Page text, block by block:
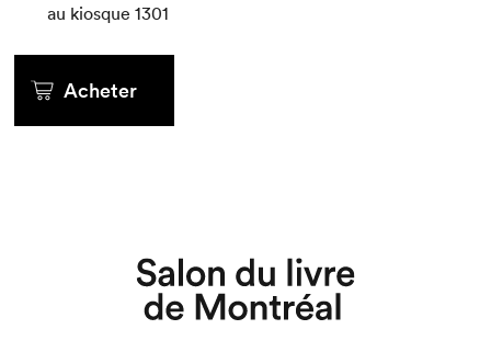
Que cherchez-vous?
au kiosque 1301
Acheter